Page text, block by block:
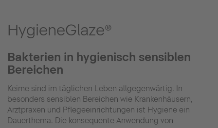
HygieneGlaze®
Bakterien in hygienisch sensiblen
Bereichen
Keime sind im täglichen Leben allgegenwärtig. In
besonders sensiblen Bereichen wie Krankenhäusern,
Arztpraxen und Pflegeeinrichtungen ist Hygiene ein
Dauerthema. Die konsequente Anwendung von